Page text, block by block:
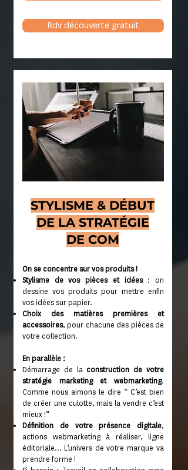
Rdv découverte gratuit
STYLISME & DÉBUT
DE LA STRATÉGIE
DE COM
On se concentre sur vos produits !
Stylisme de vos pièces et idées: on
dessine vos produits pour mettre enfin
vos idées sur papier.
Choix des matières premières et
accessoires, pour chacune des pièces de
votre collection.
En parallèle :
Démarrage de la construction de votre
stratégie marketing et webmarketing.
Comme nous aimons le dire “ C’est bien
de créer une culotte, mais la vendre c’est
mieux !”
Définition de votre présence digitale,
actions webmarketing à réaliser, ligne
éditoriale... L’univers de votre marque va
prendre forme !